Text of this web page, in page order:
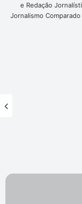
e Redação
Jornalismo
Novo